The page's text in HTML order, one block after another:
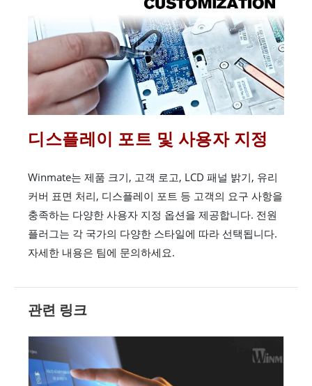
디스플레이 포트 및 사용자 지정
Winmate는 제품 크기, 고객 로고, LCD 패널 밝기, 유리
커버 표면 처리, 디스플레이 포트 등 고객의 요구 사항을
충족하는 다양한 사용자 지정 옵션을 제공합니다. 전원
플러그는 각 국가의 다양한 스타일에 따라 선택됩니다.
자세한 내용은 팀에 문의하세요.
관련 링크